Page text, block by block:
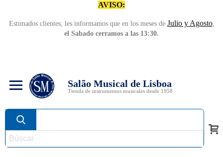
AVISO:
Estimados clientes, les informamos que en los meses de Julio y Agosto,
el Sabado cerramos a las 13:30.
Salão Musical de Lisboa
Tienda de instrumentos musicales desde 1958